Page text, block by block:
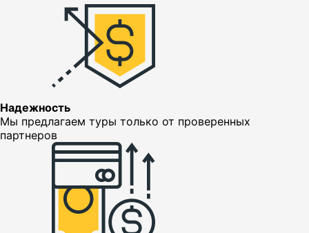
Надежность
Мы предлагаем туры только от проверенных
партнеров